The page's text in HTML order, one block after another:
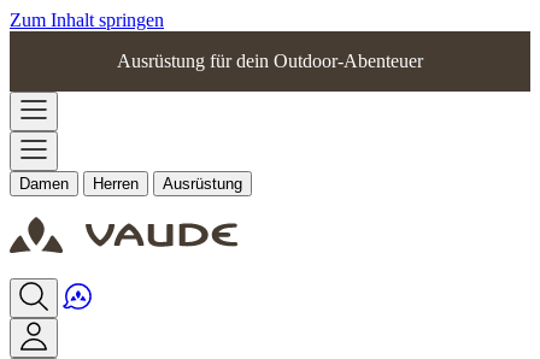
Zum Inhalt springen
Ausrüstung für dein Outdoor-Abenteuer
Damen Herren Ausrüstung